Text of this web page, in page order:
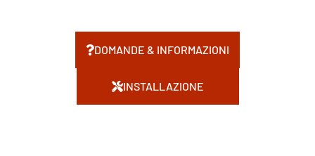
DOMANDE & INFORMAZIONI
INSTALLAZIONE